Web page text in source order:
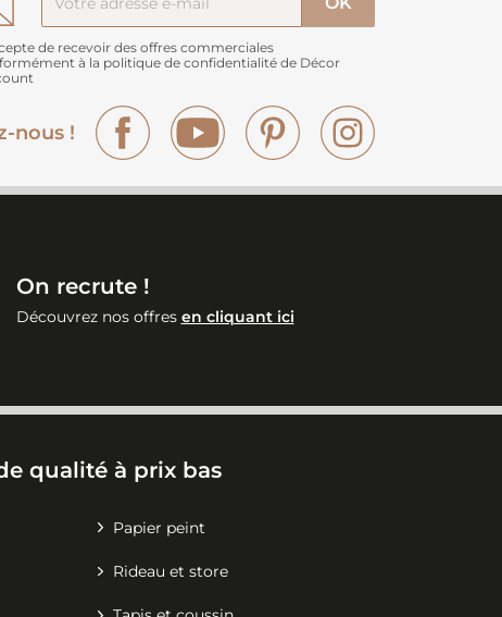
de recevoir des offres commerciales
à la politique de confidentialité de Décor
nous !
Facebook YouTube Pinterest
On recrute !
Découvrez nos offres en cliquant ici
qualité à prix bas
Papier peint
Rideau et store